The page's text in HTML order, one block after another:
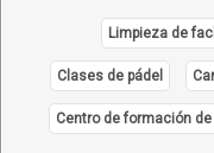
Limpieza de
Clases de pádel
Centro de formación